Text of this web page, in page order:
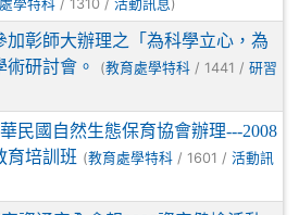
學特科 / 1310 / 活動訊息 )
加彰師大辦理之「為科學立心，為
研討會。
(教育處學特科 / 1441 / 研習
民國自然生態保育協會辦理---2008
育培訓班 (教育處學特科 / 1601 / 活動訊